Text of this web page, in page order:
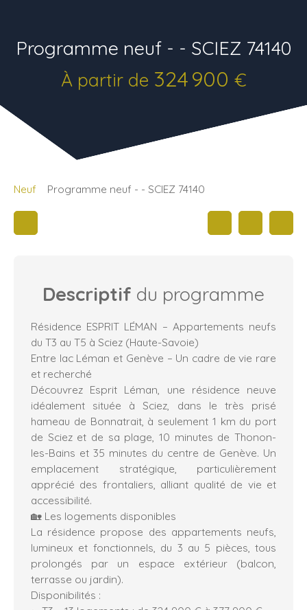
Programme neuf - - SCIEZ 74140
À partir de 324 900 €
Neuf Programme neuf - - SCIEZ 74140
Descriptif du programme
Résidence ESPRIT LÉMAN – Appartements neufs
du T3 au T5 à Sciez (Haute-Savoie)
Entre lac Léman et Genève – Un cadre de vie rare
et recherché
Découvrez Esprit Léman, une résidence neuve
idéalement située à Sciez, dans le très prisé
hameau de Bonnatrait, à seulement 1 km du port
de Sciez et de sa plage, 10 minutes de Thonon-
les-Bains et 35 minutes du centre de Genève. Un
emplacement stratégique, particulièrement
apprécié des frontaliers, alliant qualité de vie et
accessibilité.
🏡 Les logements disponibles
La résidence propose des appartements neufs,
lumineux et fonctionnels, du 3 au 5 pièces, tous
prolongés par un espace extérieur (balcon,
terrasse ou jardin).
Disponibilités :